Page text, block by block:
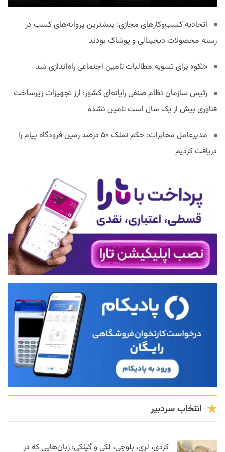
اتحادیه کسب‌وکارهای مجازی: بیشترین پروانه‌های کسب در
رسته محصولات دیجیتالی و پوشاک بودند
«تکو» برای تسویه مطالبات تامین اجتماعی راه‌اندازی شد
رئیس سازمان نظام صنفی رایانه‌ای کشور: ارز تجهیزات زیرساخت
فناوری بیش از یک سال است تامین نشده
مدیرعامل مخابرات: حکم تملک ۵۰ درصد زمین فرودگاه پیام را
دریافت کردیم
انتخاب سردبیر
کردی، لری، بلوچی، لکی و گیلکی؛ زبان‌هایی که در